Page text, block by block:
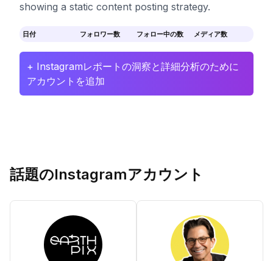
showing a static content posting strategy.
日付 フォロワー数 フォロー中の数 メディア数
+ Instagramレポートの洞察と詳細分析のために
アカウントを追加
話題のInstagramアカウント